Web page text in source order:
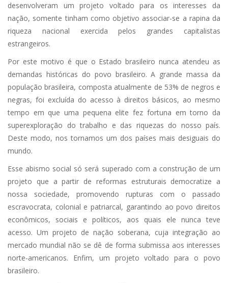
desenvolveram um projeto voltado para os interesses da
nação, somente tinham como objetivo associar-se a rapina da
riqueza nacional exercida pelos grandes capitalistas
estrangeiros.
Por este motivo é que o Estado brasileiro nunca atendeu as
demandas históricas do povo brasileiro. A grande massa da
população brasileira, composta atualmente de 53% de negros e
negras, foi excluída do acesso à direitos básicos, ao mesmo
tempo em que uma pequena elite fez fortuna em torno da
superexploração do trabalho e das riquezas do nosso país.
Deste modo, nos tornamos um dos países mais desiguais do
mundo.
Esse abismo social só será superado com a construção de um
projeto que a partir de reformas estruturais democratize a
nossa sociedade, promovendo rupturas com o passado
escravocrata, colonial e patriarcal, garantindo ao povo direitos
econômicos, sociais e políticos, aos quais ele nunca teve
acesso. Um projeto de nação soberana, cuja integração ao
mercado mundial não se dê de forma submissa aos interesses
norte-americanos. Enfim, um projeto voltado para o povo
brasileiro.